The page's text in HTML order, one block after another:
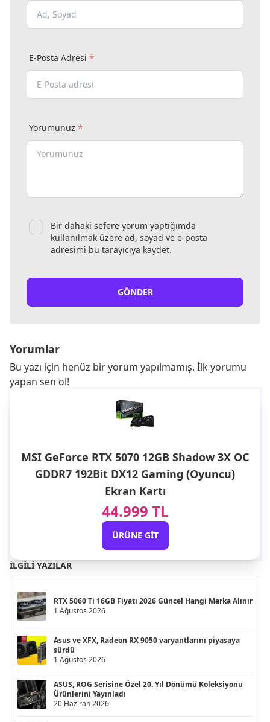
E-Posta Adresi *
Yorumunuz *
Bir dahaki sefere yorum yaptığımda
kullanılmak üzere ad, soyad ve e-posta
adresimi bu tarayıcıya kaydet.
GÖNDER
Yorumlar
Bu yazı için henüz bir yorum yapılmamış. İlk yorumu
yapan sen ol!
MSI GeForce RTX 5070 12GB Shadow 3X OC
GDDR7 192Bit DX12 Gaming (Oyuncu)
Ekran Kartı
44.999 TL
ÜRÜNE GIT
İLGILI YAZILAR
RTX 5060 Ti 16GB Fiyatı 2026 Güncel Hangi Marka Alınır
1 Ağustos 2026
Asus ve XFX, Radeon RX 9050 varyantlarını piyasaya
sürdü
1 Ağustos 2026
ASUS, ROG Serisine Özel 20. Yıl Dönümü Koleksiyonu
Ürünlerini Yayınladı
20 Haziran 2026